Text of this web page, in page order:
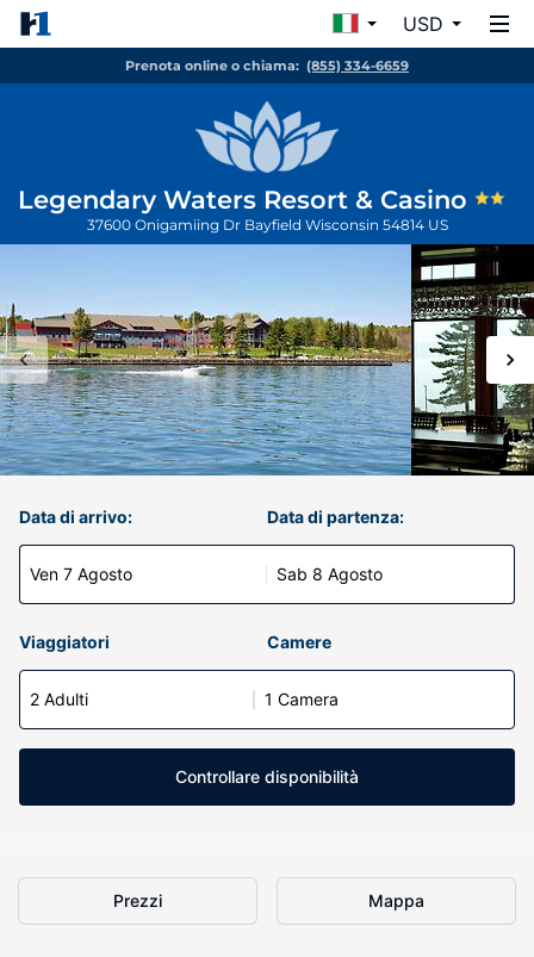
USD
Prenota online o chiama: (855) 334-6659
Legendary Waters Resort & Casino
37600 Onigamiing Dr Bayfield Wisconsin 54814 US
Data di arrivo:
Ven 7 Agosto
Data di partenza:
Sab 8 Agosto
Viaggiatori Camere
2 Adulti 1 Camera
Controllare disponibilità
Prezzi Mappa